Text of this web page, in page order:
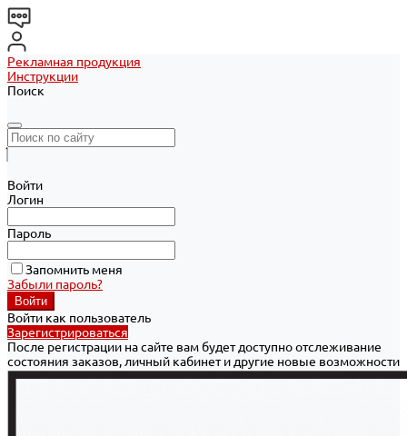
Рекламная продукция
Инструкции
Поиск
Войти
Логин
Пароль
Запомнить меня
Забыли пароль?
Войти как пользователь
Зарегистрироваться
После регистрации на сайте вам будет доступно отслеживание
состояния заказов, личный кабинет и другие новые возможности